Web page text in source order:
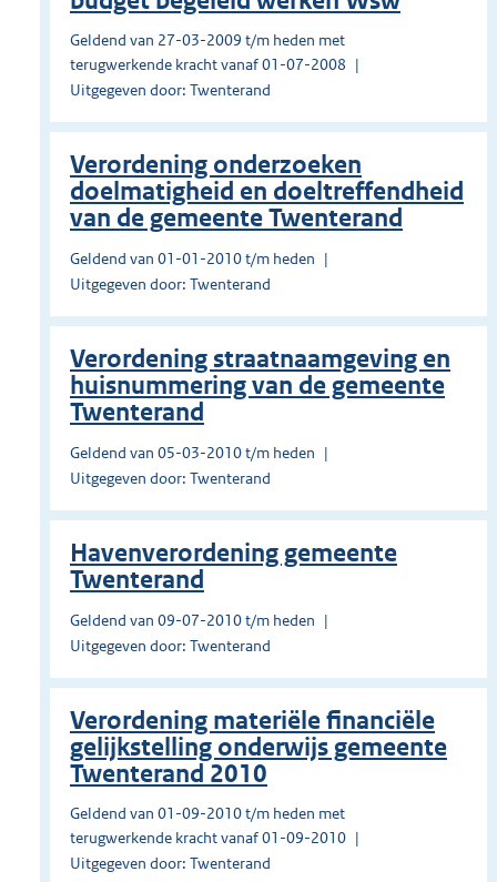
Geldend van 27-03-2009 t/m heden met
terugwerkende kracht vanaf 01-07-2008
Uitgegeven door: Twenterand
Verordening onderzoeken
doelmatigheid en doeltreffendheid
van de gemeente Twenterand
Geldend van 01-01-2010 t/m heden
Uitgegeven door: Twenterand
Verordening straatnaamgeving en
huisnummering van de gemeente
Twenterand
Geldend van 05-03-2010 t/m heden
Uitgegeven door: Twenterand
Havenverordening gemeente
Twenterand
Geldend van 09-07-2010 t/m heden
Uitgegeven door: Twenterand
Verordening materiële financiële
gelijkstelling onderwijs gemeente
Twenterand 2010
Geldend van 01-09-2010 t/m heden met
terugwerkende kracht vanaf 01-09-2010
Uitgegeven door: Twenterand